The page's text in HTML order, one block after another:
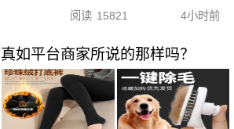
阅读 15821 4小时前
如平台商家所说的那样吗？